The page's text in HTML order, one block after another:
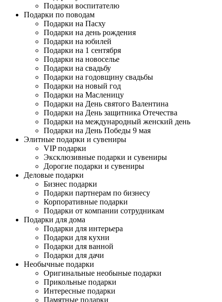
Подарки воспитателю
Подарки по поводам
Подарки на Пасху
Подарки на день рождения
Подарки на юбилей
Подарки на 1 сентября
Подарки на новоселье
Подарки на свадьбу
Подарки на годовщину свадьбы
Подарки на новый год
Подарки на Масленицу
Подарки на День святого Валентина
Подарки на День защитника Отечества
Подарки на международный женский день
Подарки на День Победы 9 мая
Элитные подарки и сувениры
VIP подарки
Эксклюзивные подарки и сувениры
Дорогие подарки и сувениры
Деловые подарки
Бизнес подарки
Подарки партнерам по бизнесу
Корпоративные подарки
Подарки от компании сотрудникам
Подарки для дома
Подарки для интерьера
Подарки для кухни
Подарки для ванной
Подарки для дачи
Необычные подарки
Оригинальные необыные подарки
Прикольные подарки
Интересные подарки
Памятные подарки